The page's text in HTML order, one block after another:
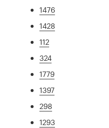
1476
1428
112
324
1779
1397
298
1293